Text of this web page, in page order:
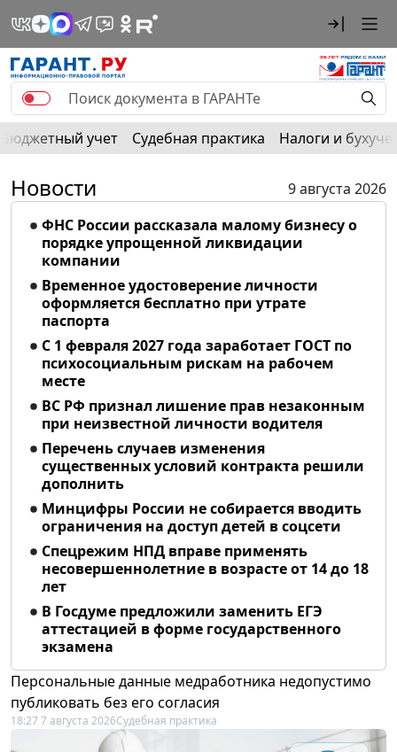
Бюджетный учет Судебная практика Налоги и
Новости
9 августа 2026
ФНС России рассказала малому бизнесу о
порядке упрощенной ликвидации
компании
Временное удостоверение личности
оформляется бесплатно при утрате
паспорта
С 1 февраля 2027 года заработает ГОСТ по
психосоциальным рискам на рабочем
месте
ВС РФ признал лишение прав незаконным
при неизвестной личности водителя
Перечень случаев изменения
существенных условий контракта решили
дополнить
Минцифры России не собирается вводить
ограничения на доступ детей в соцсети
Спецрежим НПД вправе применять
несовершеннолетние в возрасте от 14 до 18
лет
В Госдуме предложили заменить ЕГЭ
аттестацией в форме государственного
экзамена
Персональные данные медработника недопустимо
публиковать без его согласия
18:27 7 августа 2026Судебная практика